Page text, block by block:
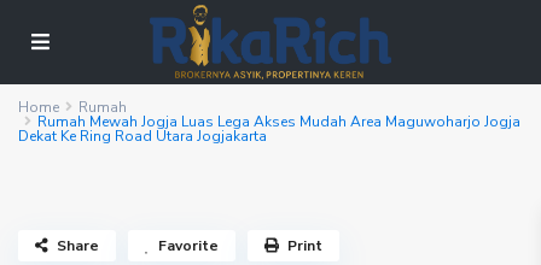
Home Rumah
Rumah Mewah Jogja Luas Lega Akses Mudah Area Maguwoharjo Jogja
Dekat Ke Ring Road Utara Jogjakarta
Share Favorite Print